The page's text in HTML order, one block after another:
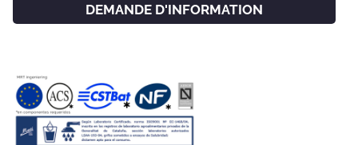
DEMANDE D'INFORMATION